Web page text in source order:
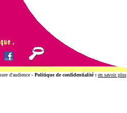
d'audience - Politique de confidentialité : en savoir plus